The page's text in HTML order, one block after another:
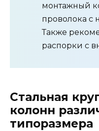
монтажный
проволока с
Также
распорки с
Стальная
колонн
типоразмера